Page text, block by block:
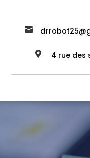

 4 rue des